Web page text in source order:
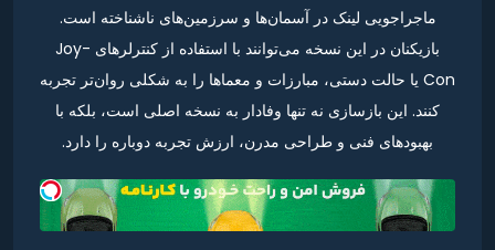
ماجراجویی لینک در آسمان‌ها و سرزمین‌های ناشناخته است.
بازیکنان در این نسخه می‌توانند با استفاده از کنترلرهای Joy-
Con یا حالت دستی، مبارزات و معماها را به شکلی روان‌تر تجربه
کنند. این بازسازی نه تنها وفادار به نسخه اصلی است، بلکه با
بهبودهای فنی و طراحی مدرن، ارزش تجربه دوباره را دارد.